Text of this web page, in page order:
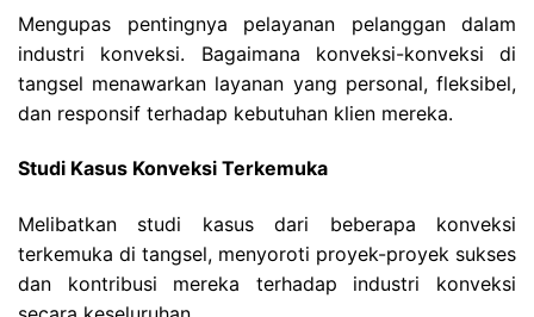
Mengupas pentingnya pelayanan pelanggan dalam
industri konveksi. Bagaimana konveksi-konveksi di
tangsel menawarkan layanan yang personal, fleksibel,
dan responsif terhadap kebutuhan klien mereka.
Studi Kasus Konveksi Terkemuka
Melibatkan studi kasus dari beberapa konveksi
terkemuka di tangsel, menyoroti proyek-proyek sukses
dan kontribusi mereka terhadap industri konveksi